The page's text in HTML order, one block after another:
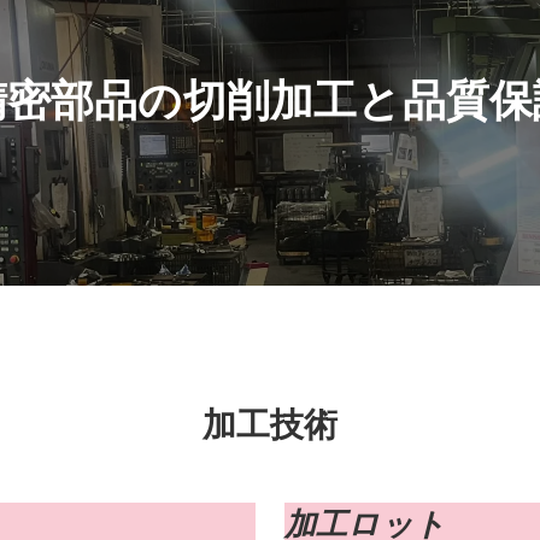
部品の切削加工と品質
加工技術
加工ロット